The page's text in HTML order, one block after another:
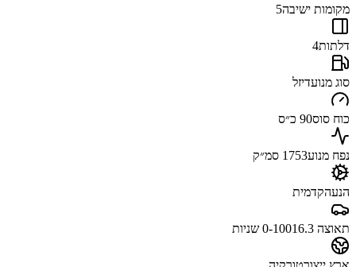
מקומות ישיבה5
דלתות4
סוג מנועדיזל
כוח סוס90 כ״ס
נפח מנוע1753 סמ״ק
הנעהקדמית
תאוצה 0-100 16.3 שניות